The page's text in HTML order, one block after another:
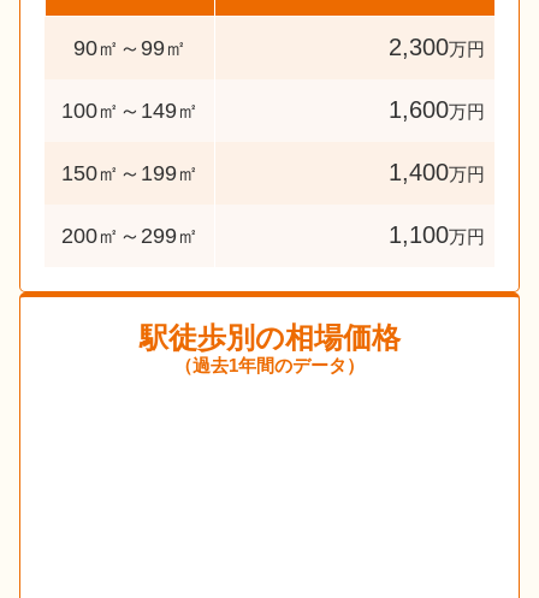
90㎡～99㎡ 2,300万円
100㎡～149㎡ 1,600万円
150㎡～199㎡ 1,400万円
200㎡～299㎡ 1,100万円
駅徒歩別の相場価格
（過去1年間のデータ）